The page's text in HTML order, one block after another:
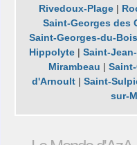
Rivedoux-Plage|
Saint-Georges des
Saint-Georges-du-Bois
Hippolyte| Saint-
Mirambeau |
d'Arnoult| Saint-
sur-